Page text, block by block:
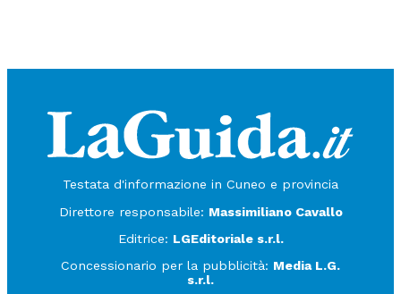
Testata d'informazione in Cuneo e provincia
Direttore responsabile: Massimiliano Cavallo
Editrice: LGEditoriale s.r.l.
Concessionario per la pubblicità: Media L.G.
s.r.l.